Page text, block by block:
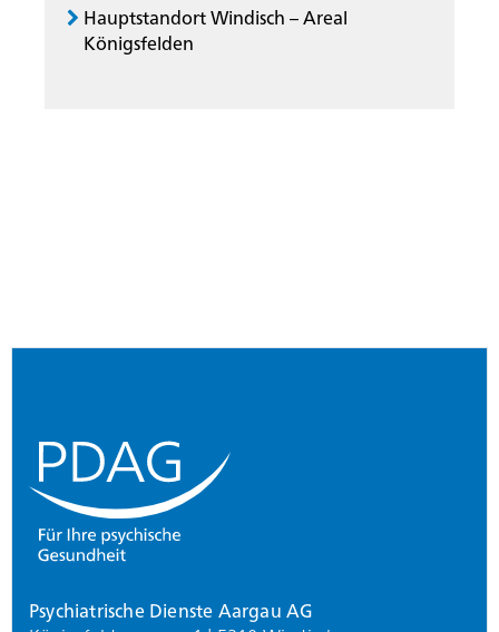
Hauptstandort Windisch – Areal
Königsfelden
Psychiatrische Dienste Aargau AG